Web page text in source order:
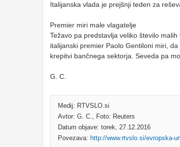
Italijanska vlada je prejšnji teden za
Premier miri male vlagatelje
Težavo pa predstavlja veliko število
italijanski premier Paolo Gentiloni miri,
krepitvi bančnega sektorja. Seveda pa
G. C.
Medij: RTVSLO.si
Avtor: G. C., Foto: Reuters
Datum objave: torek, 27.12.2016
Povezava: http://www.rtvslo.si/evropska-